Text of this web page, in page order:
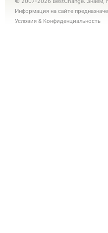
Информация на сайте
Условия & Конфиденциальность